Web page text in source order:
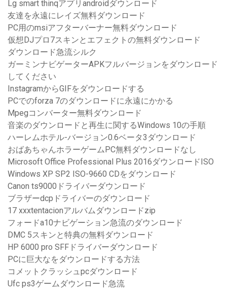
Lg smart thinqアプリandroidダウンロード
友達を永遠にレイズ無料ダウンロード
PC用のmsiアフターバーナー無料ダウンロード
仮想DJプロ7スキンとエフェクトの無料ダウンロード
ダウンロード急流シルク
ガーミンナビゲーターAPKフルバージョンをダウンロード
してください
InstagramからGIFをダウンロードする
PCでのforza 7のダウンロードに永遠にかかる
Mpegコンバーター無料ダウンロード
音楽のダウンロードと再生に関するWindows 10の手順
ハーレムホテル-バージョン0.6ベータ3ダウンロード
おばあちゃんホラーゲームPC無料ダウンロードなし
Microsoft Office Professional Plus 2016ダウンロードISO
Windows XP SP2 ISO-9660 CDをダウンロード
Canon ts9000ドライバーダウンロード
ブラザーdcpドライバーのダウンロード
17 xxxtentacionアルバムダウンロードzip
フォードa10ナビゲーション急流のダウンロード
DMC 5スキンと特典の無料ダウンロード
HP 6000 pro SFFドライバーダウンロード
PCに巨大なをダウンロードする方法
コメットクラッシュpcダウンロード
Ufc ps3ゲームダウンロード急流